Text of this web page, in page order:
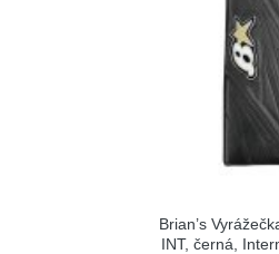
Brian’s
INT, černá,